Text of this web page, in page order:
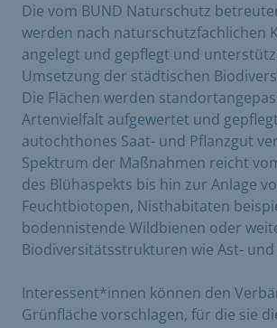
Die vom BUND Naturschutz
werden nach naturschutzfachlichen
angelegt und gepflegt und
Umsetzung der städtischen
Die Flächen werden
Artenvielfalt aufgewertet und
autochthones Saat- und Pflanzgut
Spektrum der Maßnahmen reicht
des Blühaspekts bis hin zur Anlage
Feuchtbiotopen, Nisthabitaten
bodennistende Wildbienen oder
Biodiversitätsstrukturen wie Ast-
Interessent*innen können den
Grünfläche vorschlagen, für die sie